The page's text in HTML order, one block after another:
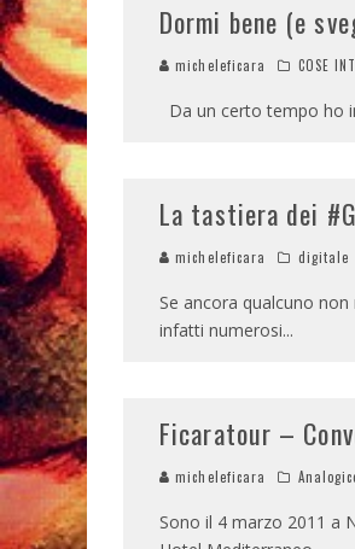
Dormi bene (e
micheleficara COSE
Da un certo tempo ho
La tastiera dei
micheleficara digitale
Se ancora qualcuno
infatti numerosi...
Ficaratour –
micheleficara
Sono il 4 marzo 2011 a